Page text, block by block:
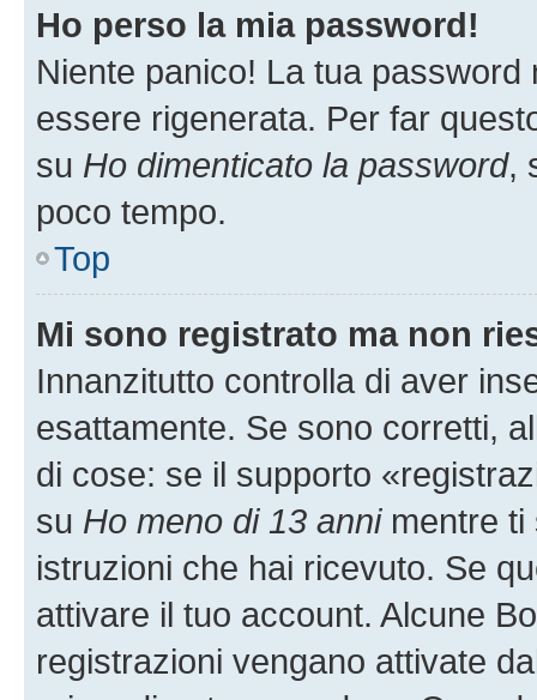
Ho perso la mia password!
Niente panico! La tua
essere rigenerata. Per far
su Ho dimenticato la password,
poco tempo.
Top
Mi sono registrato ma non
Innanzitutto controlla di aver
esattamente. Se sono corretti,
di cose: se il supporto
su Ho meno di 13 annimentre ti
istruzioni che hai ricevuto. Se
attivare il tuo account. Alcune
registrazioni vengano attivate